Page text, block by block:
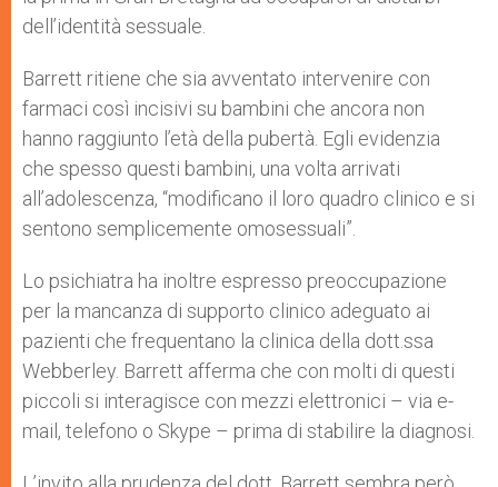
dell’identità sessuale.
Barrett ritiene che sia avventato intervenire con
farmaci così incisivi su bambini che ancora non
hanno raggiunto l’età della pubertà. Egli evidenzia
che spesso questi bambini, una volta arrivati
all’adolescenza, “modificano il loro quadro clinico e si
sentono semplicemente omosessuali”.
Lo psichiatra ha inoltre espresso preoccupazione
per la mancanza di supporto clinico adeguato ai
pazienti che frequentano la clinica della dott.ssa
Webberley. Barrett afferma che con molti di questi
piccoli si interagisce con mezzi elettronici – via e-
mail, telefono o Skype – prima di stabilire la diagnosi.